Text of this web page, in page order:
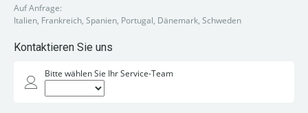
Auf Anfrage:
Italien, Frankreich, Spanien, Portugal, Dänemark, Schweden
Kontaktieren Sie uns
Bitte wählen Sie Ihr Service-Team